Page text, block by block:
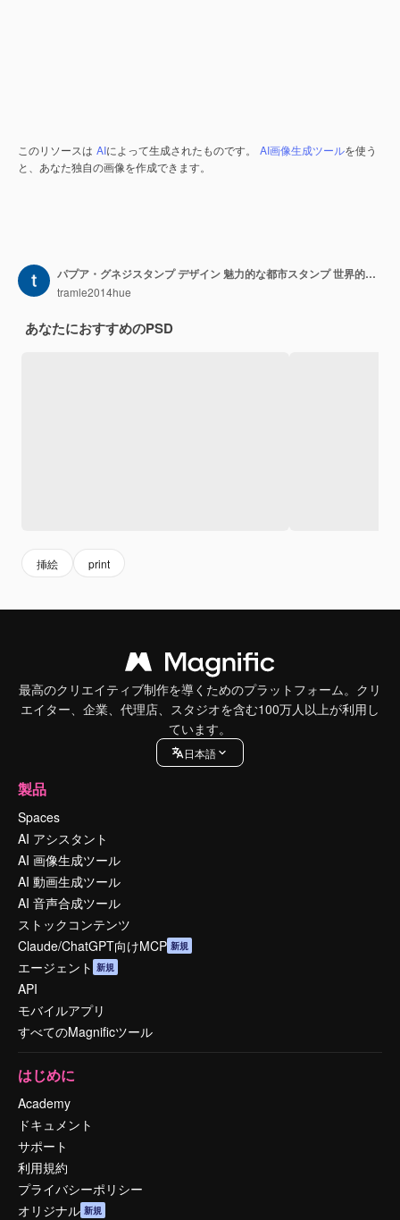
このリソースは AIによって生成されたものです。 AI画像生成ツールを使う
と、あなた独自の画像を作成できます。
パプア・グネジスタンプ デザイン 魅力的な都市スタンプ 世界的な壮大な記録
tramle2014hue
あなたにおすすめのPSD
挿絵 print
最高のクリエイティブ制作を導くためのプラットフォーム。クリ
エイター、企業、代理店、スタジオを含む100万人以上が利用し
ています。
日本語
製品
Spaces
AI アシスタント
AI 画像生成ツール
AI 動画生成ツール
AI 音声合成ツール
ストックコンテンツ
Claude/ChatGPT向けMCP 新規
エージェント 新規
API
モバイルアプリ
すべてのMagnificツール
はじめに
Academy
ドキュメント
サポート
利用規約
プライバシーポリシー
オリジナル 新規